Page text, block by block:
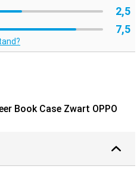
2,5
7,5
Book Case Zwart OPPO